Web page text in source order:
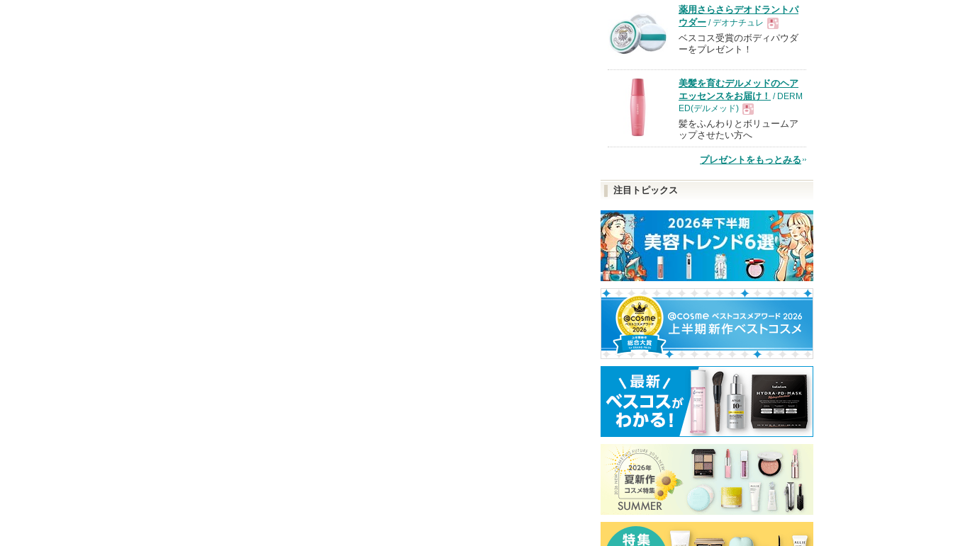
薬用さらさらデオドラントパ
ウダー / デオナチュレ
現
品
ベスコス受賞のボディパウダ
ーをプレゼント！
美髪を育むデルメッドのヘア
エッセンスをお届け！ / DERM
ED(デルメッド)
現
品
髪をふんわりとボリュームア
ップさせたい方へ
プレゼントをもっとみる
注目トピックス